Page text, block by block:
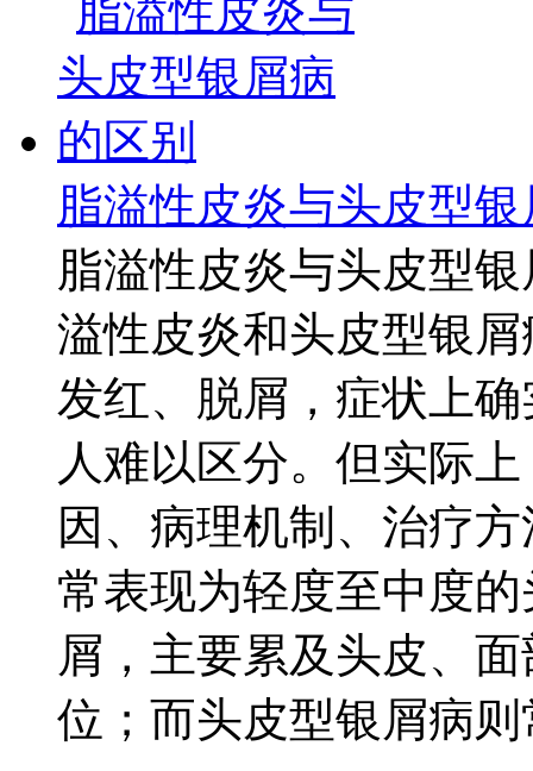
脂溢性皮炎与头皮型
脂溢性皮炎与头皮型
溢性皮炎和头皮型银
发红、脱屑，症状上
人难以区分。但实际
因、病理机制、治疗
常表现为轻度至中度
屑，主要累及头皮、
位；而头皮型银屑病